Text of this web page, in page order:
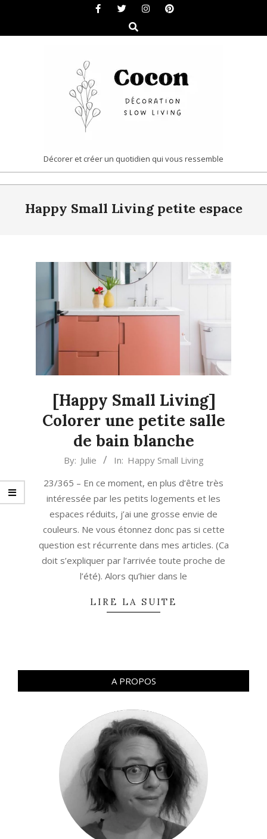
content
Search
COCON
|
DÉCORATION
LIVING
Décorer et créer un quotidien qui vous ressemble
NavigationHappy Small Living petite espace
[Happy Small Living]
Colorer une petite salle
de bain blanche
08
By: Julie In: Happy Small Living
23/365 – En ce moment, en plus d’être très
intéressée par les petits logements et les
espaces réduits, j’ai une grosse envie de
couleurs. Ne vous étonnez donc pas si cette
question est récurrente dans mes articles. (Ca
doit s’expliquer par l’arrivée toute proche de
l’été). Alors qu’hier dans le
LIRE LA SUITE
A PROPOS